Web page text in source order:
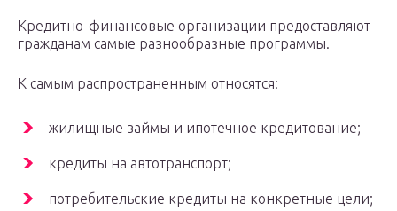
Кредитно-финансовые организации предоставляют
гражданам самые разнообразные программы.
К самым распространенным относятся:
жилищные займы и ипотечное кредитование;
кредиты на автотранспорт;
потребительские кредиты на конкретные цели;